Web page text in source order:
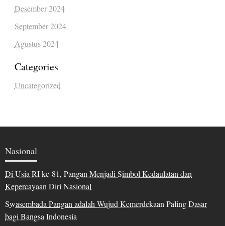
Desember 2024
September 2024
Agustus 2024
Categories
Uncategorized
Nasional
Di Usia RI ke-81, Pangan Menjadi Simbol Kedaulatan dan
Kepercayaan Diri Nasional
Swasembada Pangan adalah Wujud Kemerdekaan Paling Dasar
bagi Bangsa Indonesia